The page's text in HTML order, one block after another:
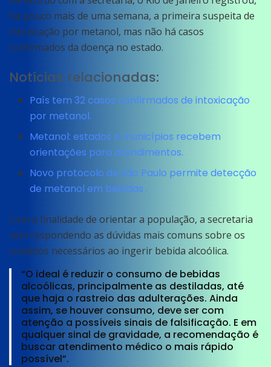
há pouco mais de uma semana, a primeira suspeita de
intoxicação por metanol, mas não há casos
confirmados da doença no estado.
Notícias relacionadas:
País tem 32 casos confirmados de intoxicação
por metanol.
Metanol: estados e municípios recebem
orientações para atendimentos.
Novo protocolo de São Paulo permite detecção
de metanol em bebidas .
Com a finalidade de orientar a população, a secretaria
vem respondendo as dúvidas mais comuns sobre os
cuidados necessários ao ingerir bebida alcoólica.
“O ideal é reduzir o consumo de bebidas
alcoólicas, principalmente as destiladas, até
que haja o rastreio das adulterações. Ainda
assim, se houver consumo, deve ser com
atenção a possíveis sinais de falsificação. E em
qualquer sinal de gravidade, a recomendação é
buscar atendimento médico o mais rápido
possível”.